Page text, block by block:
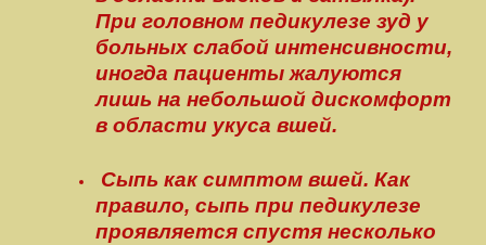
При головном педикулезе зуд у
больных слабой интенсивности,
иногда пациенты жалуются
лишь на небольшой дискомфорт
в области укуса вшей.
Сыпь как симптом вшей. Как
правило, сыпь при педикулезе
проявляется спустя несколько